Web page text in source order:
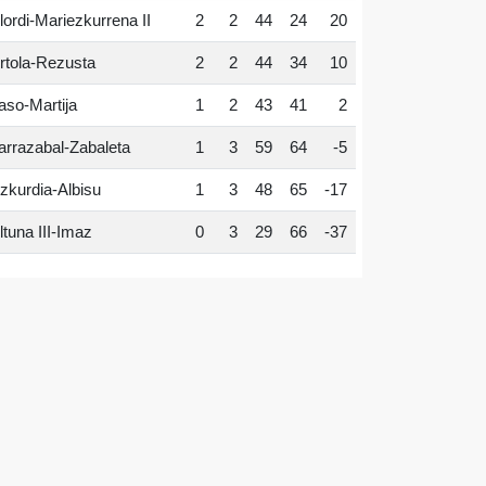
Mariezkurrena II 2 2 44 24 20
Rezusta 2 2 44 34 10
Martija 1 2 43 41 2
Zabaleta 1 3 59 64 -5
Albisu 1 3 48 65 -17
III-Imaz 0 3 29 66 -37